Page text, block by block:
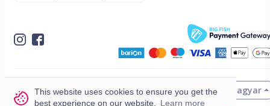
This website uses cookies to ensure you get the
best experience on our website.
Learn more
© 2026 VisitMe. Minden jog fenntartva. Magyar